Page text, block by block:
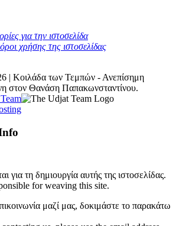
για την ιστοσελίδα
χρήσης της ιστοσελίδας
| Κοιλάδα των Τεμπών - Ανεπίσημη
στον Θανάση Παπακωνσταντίνου.
για τη δημιουργία αυτής της ιστοσελίδας.
for weaving this site.
μαζί μας, δοκιμάστε το παρακάτω